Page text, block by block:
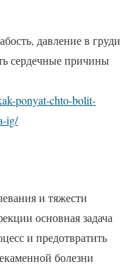
давление в груди
сердечные причины
ponyat-chto-bolit-
ig/
и тяжести
основная задача
и предотвратить
болезни